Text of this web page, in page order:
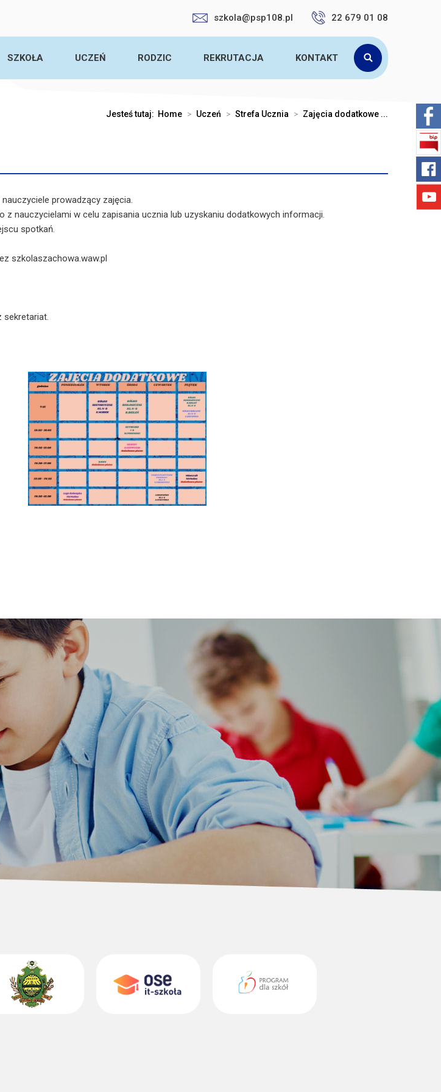
szkola@psp108.pl 22 679 01 08
SZKOŁA UCZEŃ RODZIC REKRUTACJA KONTAKT
Jesteś tutaj: Home > Uczeń > Strefa Ucznia > Zajęcia dodatkowe ...
prowadzący zajęcia.
z nauczycielami w celu zapisania ucznia lub uzyskaniu dodatkowych informacji.
spotkań.
szkolaszachowa.waw.pl
sekretariat.